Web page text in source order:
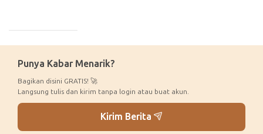
Punya Kabar Menarik?
Bagikan disini GRATIS! 🚀
Langsung tulis dan kirim tanpa login atau buat akun.
Kirim Berita